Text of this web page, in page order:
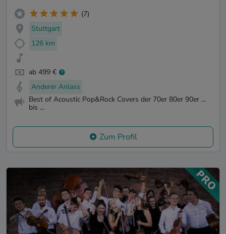
(7)
Stuttgart
126 km
ab 499 €
Anderer Anlass
Best of Acoustic Pop&Rock Covers der 70er 80er 90er ...
bis ...
Zum Profil